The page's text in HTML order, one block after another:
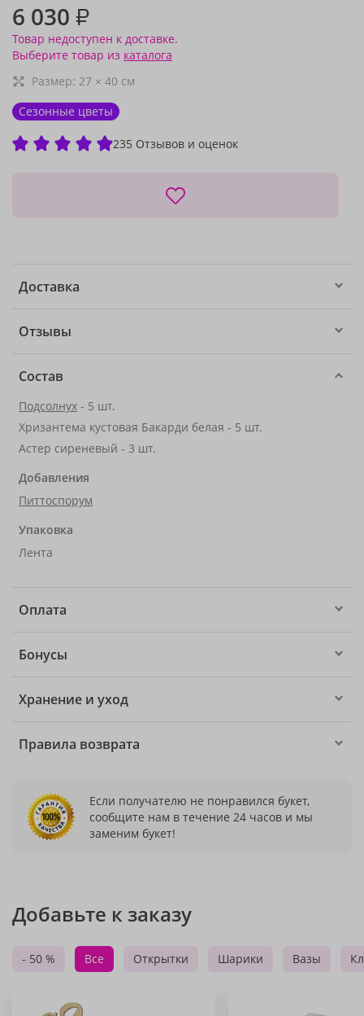
6 030 ₽
Товар недоступен к доставке.
Выберите товар из каталога
Размер: 27 × 40 см
Сезонные цветы
235 Отзывов и оценок
Доставка
Отзывы
Состав
Подсолнух - 5 шт.
Хризантема кустовая Бакарди белая - 5 шт.
Астер сиреневый - 3 шт.
Добавления
Питтоспорум
Упаковка
Лента
Оплата
Бонусы
Хранение и уход
Правила возврата
Если получателю не понравился букет,
сообщите нам в течение 24 часов и мы
заменим букет!
Добавьте к заказу
- 50 % Все Открытки Шарики Вазы